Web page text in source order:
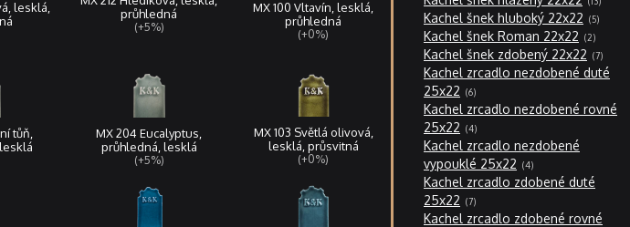
lesklá,
průhledná
(+5%)
MX 100 Vltavín, lesklá,
průhledná
(+0%)
tůň,
MX 204 Eucalyptus,
průhledná, lesklá
(+5%)
MX 103 Světlá olivová,
lesklá, průsvitná
(+0%)
Kachel šnek hluboký 22x22 5
Kachel šnek Roman 22x22 2produkty
Kachel šnek zdobený 22x22 7
Kachel zrcadlo nezdobené duté
25x22
6produktů
Kachel zrcadlo nezdobené rovné
25x22
4produkty
Kachel zrcadlo nezdobené
vypouklé 25x22
4produkty
Kachel zrcadlo zdobené duté
25x22
7produktů
Kachel zrcadlo zdobené rovné